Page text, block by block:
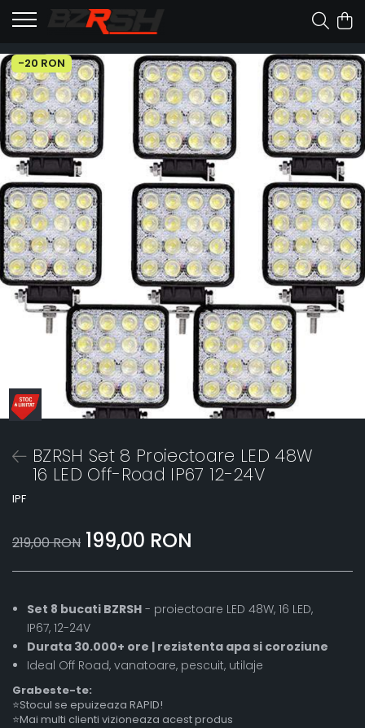
-20 RON
BZRSH Set 8 Proiectoare LED 48W
16 LED Off-Road IP67 12-24V
IPF
219,00 RON 199,00 RON
Set 8 bucati BZRSH - proiectoare LED 48W, 16 LED,
IP67, 12-24V
Durata 30.000+ ore | rezistenta apa si coroziune
Ideal Off Road, vanatoare, pescuit, utilaje
Grabeste-te:
⭐Stocul se epuizeaza RAPID!
⭐Mai multi clienti vizioneaza acest produs